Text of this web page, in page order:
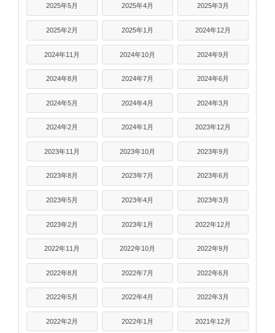
2025年5月 2025年4月 2025年3月
2025年2月 2025年1月 2024年12月
2024年11月 2024年10月 2024年9月
2024年8月 2024年7月 2024年6月
2024年5月 2024年4月 2024年3月
2024年2月 2024年1月 2023年12月
2023年11月 2023年10月 2023年9月
2023年8月 2023年7月 2023年6月
2023年5月 2023年4月 2023年3月
2023年2月 2023年1月 2022年12月
2022年11月 2022年10月 2022年9月
2022年8月 2022年7月 2022年6月
2022年5月 2022年4月 2022年3月
2022年2月 2022年1月 2021年12月